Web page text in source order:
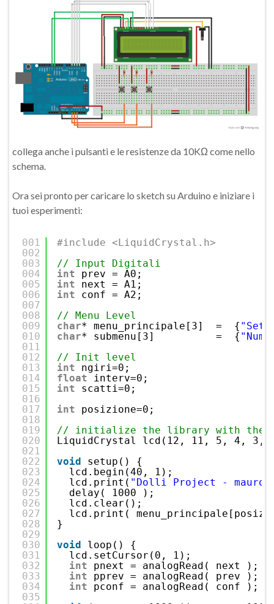
collega anche i pulsanti e le resistenze da 10KΩ come nello
schema.
Ora sei pronto per caricare lo sketch su Arduino e iniziare i
tuoi esperimenti:
001
002
003
004
005
006
007
008
009
010
011
012
013
014
015
016
017
018
019
020
021
022
023
024
025
026
027
028
029
030
031
032
033
034
035
#include <LiquidCrystal.h>
// Input Digitali
int
prev = A0;
int
next = A1;
int
conf = A2;
// Menu Level
char* menu_principale[3]  =  {
char* submenu[3]          =  {
// Init level
int
ngiri=0;
float
interv=0;
int
scatti=0;
int
posizione=0;
// initialize the library with the
LiquidCrystal lcd(12, 11, 5, 4, 3,
void
setup() {
lcd.begin(40, 1);
lcd.print( "Dolli Project -
delay( 1000 );
lcd.clear();
lcd.print(
}
void
loop() {
lcd.setCursor(0, 1);
int
pnext = analogRead( next );
int
pprev = analogRead( prev );
int
pconf = analogRead( conf );